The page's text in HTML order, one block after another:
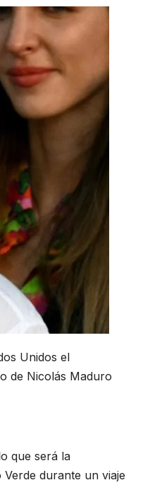
Unidos el
de Nicolás Maduro
que será la
durante un viaje